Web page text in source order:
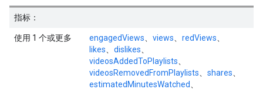
指标：
使用 1 个或更多 engagedViews views redViews
likes
dislikes
videosAddedToPlaylists
videosRemovedFromPlaylists
shares
estimatedMinutesWatched